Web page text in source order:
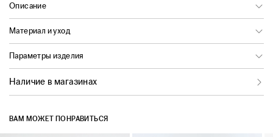
Описание
Материал и уход
Параметры изделия
Наличие в магазинах
ВАМ МОЖЕТ ПОНРАВИТЬСЯ